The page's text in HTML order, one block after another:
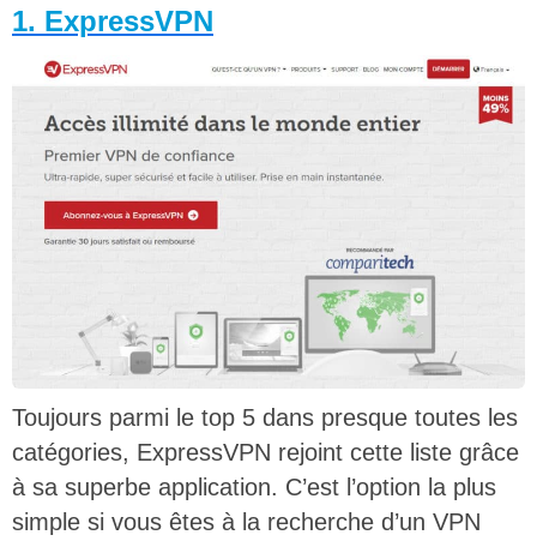
1. ExpressVPN
Toujours parmi le top 5 dans presque toutes les
catégories, ExpressVPN rejoint cette liste grâce
à sa superbe application. C’est l’option la plus
simple si vous êtes à la recherche d’un VPN